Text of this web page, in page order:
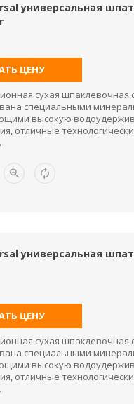
универсальная
ЦЕНУ
сухая
специальными
высокую
отличные
универсальная
ЦЕНУ
сухая
специальными
высокую
отличные